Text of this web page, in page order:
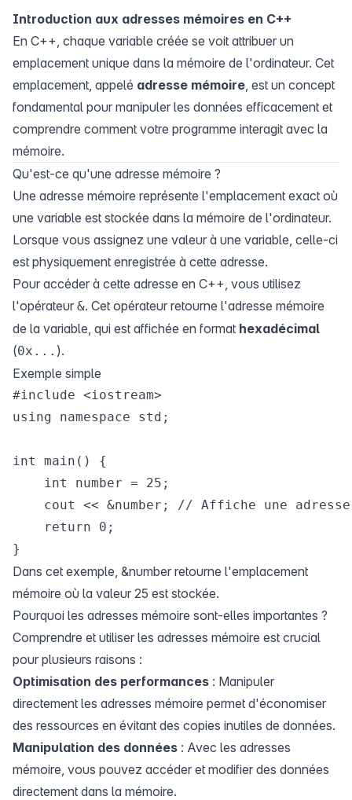
Introduction aux adresses mémoires en C++
En C++, chaque variable créée se voit attribuer un
emplacement unique dans la mémoire de l'ordinateur. Cet
emplacement, appelé adresse mémoire , est un concept
fondamental pour manipuler les données efficacement et
comprendre comment votre programme interagit avec la
mémoire.
Qu'est-ce qu'une adresse mémoire ?
Une adresse mémoire représente l'emplacement exact où
une variable est stockée dans la mémoire de l'ordinateur.
Lorsque vous assignez une valeur à une variable, celle-ci
est physiquement enregistrée à cette adresse.
Pour accéder à cette adresse en C++, vous utilisez
l'opérateur &. Cet opérateur retourne l'adresse mémoire
de la variable, qui est affichée en format hexadécimal
(0x... ).
Exemple simple
#include <iostream>
using namespace std;
int main() {
    int number = 25;
cout << &number; // Affiche une
    return 0;
Dans cet exemple, &number retourne l'emplacement
mémoire où la valeur 25 est stockée.
Pourquoi les adresses mémoire sont-elles importantes ?
Comprendre et utiliser les adresses mémoire est crucial
pour plusieurs raisons :
Optimisation des performances : Manipuler
directement les adresses mémoire permet d'économiser
des ressources en évitant des copies inutiles de données.
Manipulation des données : Avec les adresses
mémoire, vous pouvez accéder et modifier des données
directement dans la mémoire.